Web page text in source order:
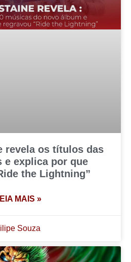
revela os títulos das
e explica por que
the Lightning”
MAIS »
Souza